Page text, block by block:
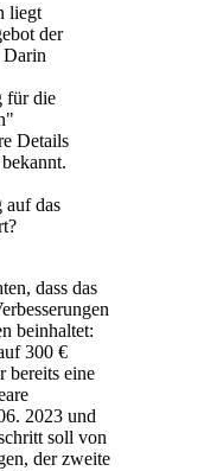
liegt
der
Darin
für die
Details
auf das
dass das
beinhaltet:
300 €
bereits eine
2023 und
soll von
der zweite